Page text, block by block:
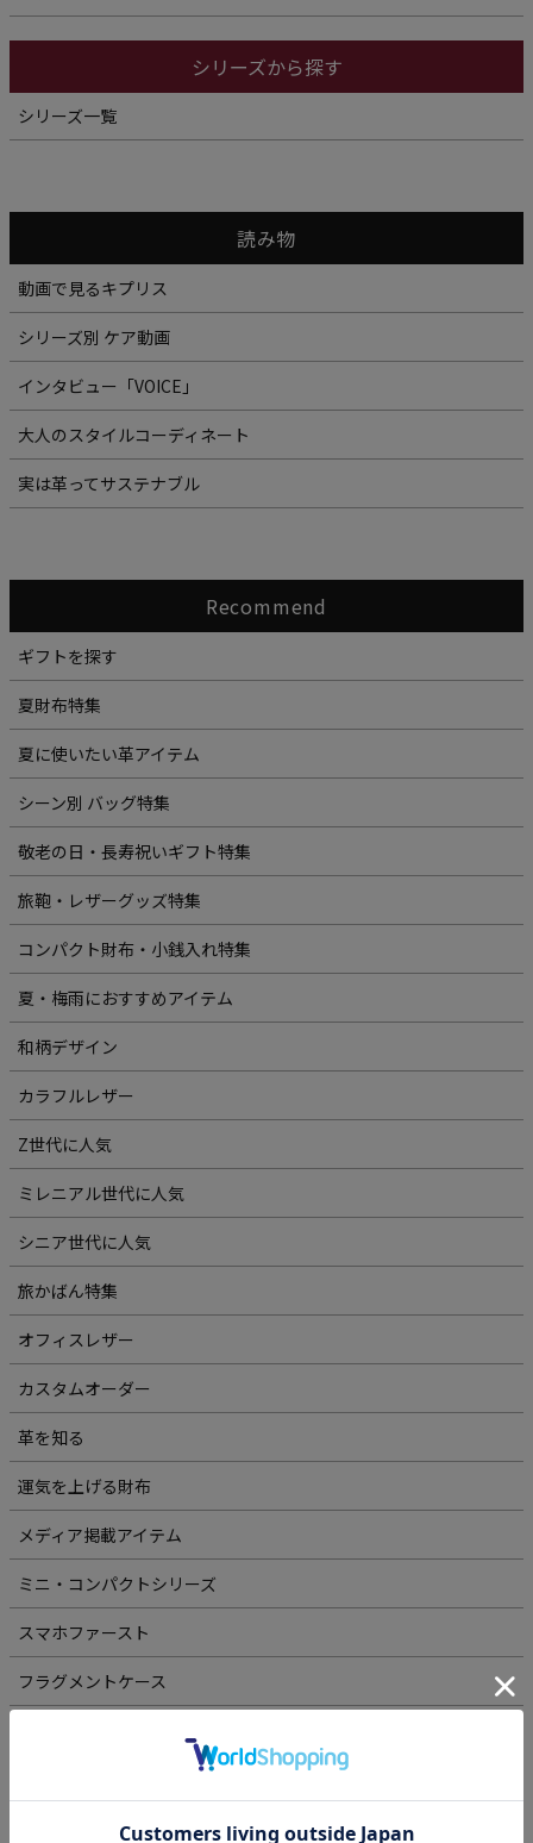
シリーズから探す
シリーズ一覧
読み物
動画で見るキプリス
シリーズ別 ケア動画
インタビュー「VOICE」
大人のスタイルコーディネート
実は革ってサステナブル
Recommend
ギフトを探す
夏財布特集
夏に使いたい革アイテム
シーン別 バッグ特集
敬老の日・長寿祝いギフト特集
旅鞄・レザーグッズ特集
コンパクト財布・小銭入れ特集
夏・梅雨におすすめアイテム
和柄デザイン
カラフルレザー
Z世代に人気
ミレニアル世代に人気
シニア世代に人気
旅かばん特集
オフィスレザー
カスタムオーダー
革を知る
運気を上げる財布
メディア掲載アイテム
ミニ・コンパクトシリーズ
スマホファースト
フラグメントケース